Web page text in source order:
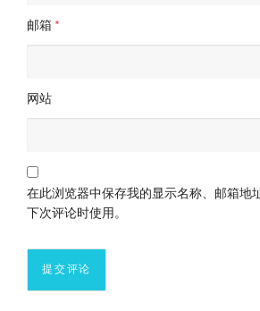
邮箱 *
网站
在此浏览器中保存我的显示名称、邮箱地
下次评论时使用。